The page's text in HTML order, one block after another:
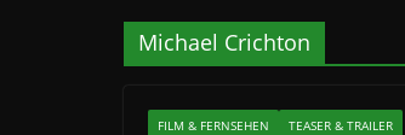
Michael Crichton
FILM & FERNSEHEN TEASER & TRAILER